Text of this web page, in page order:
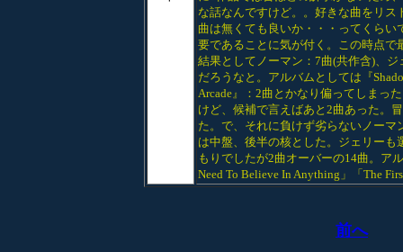
な話なんですけど。。好きな曲をリ
曲は無くても良いか・・・ってくら
要であることに気が付く。この時点で
結果としてノーマン：7曲(共作含)、
だろうなと。アルバムとしては『
Arcade』：2曲とかなり偏ってしまっ
けど、候補で言えばあと2曲あった。
た。で、それに負けず劣らないノーマ
は中盤、後半の核とした。ジェリー
もりでしたが2曲オーバーの14曲。ア
Need To Believe In Anything」「The
前へ